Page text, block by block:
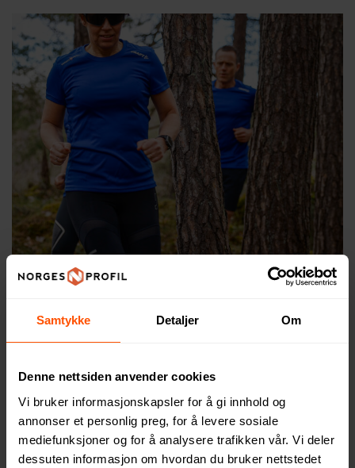
Samtykke Detaljer Om
Denne nettsiden anvender cookies
Vi bruker informasjonskapsler for å gi innhold og
annonser et personlig preg, for å levere sosiale
mediefunksjoner og for å analysere trafikken vår. Vi deler
dessuten informasjon om hvordan du bruker nettstedet
De mange positive effektene av trening strekker
seg langt utover det rent fysiske, men dørstokkmila
kan være lang. Her er noen flere gode grunner til å
bli mer aktiv i hverdagen!